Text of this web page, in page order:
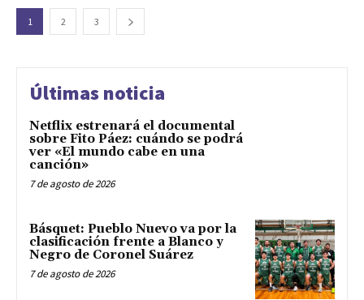
1 2 3
Últimas noticia
Netflix estrenará el documental
sobre Fito Páez: cuándo se podrá
ver «El mundo cabe en una
canción»
7 de agosto de 2026
Básquet: Pueblo Nuevo va por la
clasificación frente a Blanco y
Negro de Coronel Suárez
7 de agosto de 2026